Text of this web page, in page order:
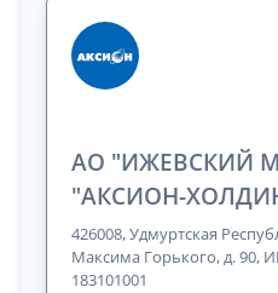
АО "ИЖЕВСКИЙ
"АКСИОН-
426008, Удмуртская
Максима Горького, д. 90,
183101001